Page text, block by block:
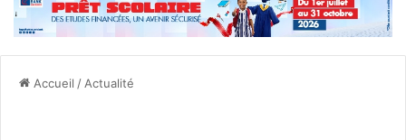
Accueil / Actualité